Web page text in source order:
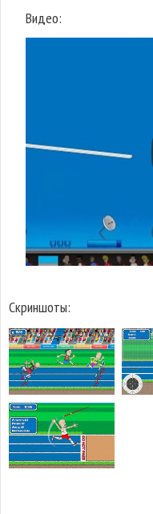
Видео:
Скриншоты: